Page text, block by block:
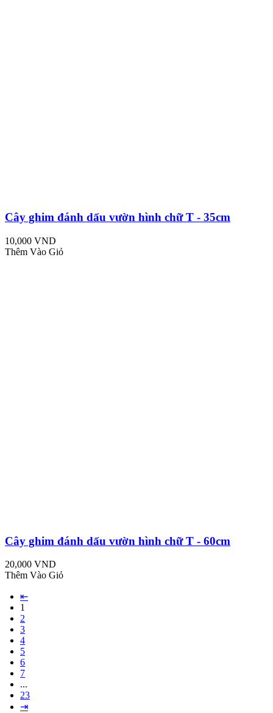
Cây ghim đánh dấu vườn hình chữ T - 35cm
10,000 VND
Thêm Vào Giỏ
Cây ghim đánh dấu vườn hình chữ T - 60cm
20,000 VND
Thêm Vào Giỏ
⇤
1
2
3
4
5
6
7
...
23
⇥